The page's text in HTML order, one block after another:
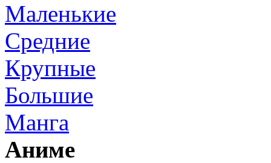
Маленькие
Средние
Крупные
Большие
Манга
Аниме